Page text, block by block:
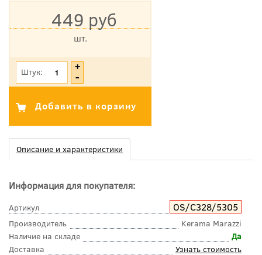
449 руб
шт.
Штук:
Описание и характеристики
Информация для покупателя:
Артикул OS/C328/5305
Производитель
Kerama Marazzi
Наличие на складе
Да
Доставка
Узнать стоимость